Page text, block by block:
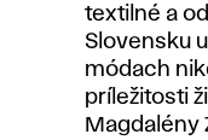
textilné a
Slovensku
módach
príležitosti
Magdalény